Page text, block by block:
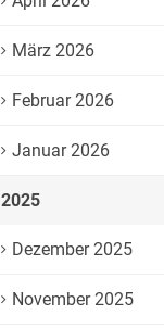
März 2026
Februar 2026
Januar 2026
2025
Dezember 2025
November 2025